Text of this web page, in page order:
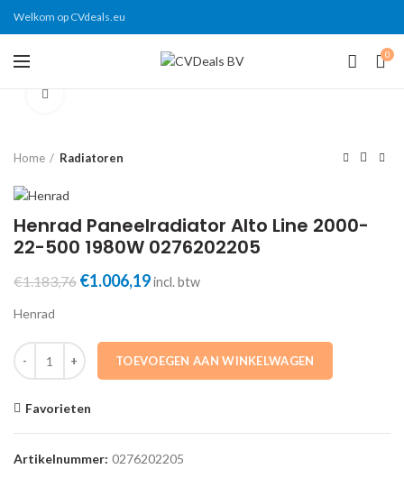
Welkom op CVdeals.eu
0
Home Radiatoren
Henrad Paneelradiator Alto Line 2000-
22-500 1980W 0276202205
€1.183,76 Oorspronkelijke
€1.183,76.
€1.006,19Huidige
€1.006,19.
incl. btw
Henrad
Henrad Paneelradiator Alto Line 2000-22-500 1980W 0276202205
TOEVOEGEN AAN WINKELWAGEN
Favorieten
Artikelnummer: 0276202205